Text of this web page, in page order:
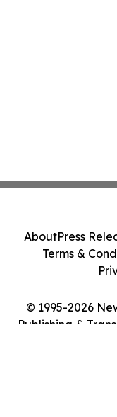
© 1995-2026
Publishing &
AboutPress
Terms &